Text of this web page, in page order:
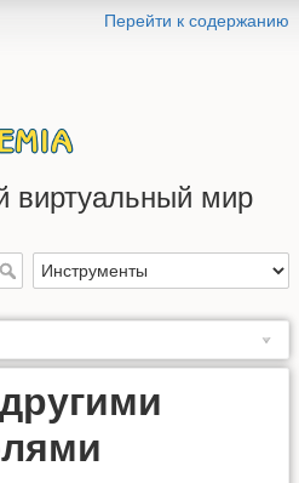
Перейти к содержанию
виртуальный мир